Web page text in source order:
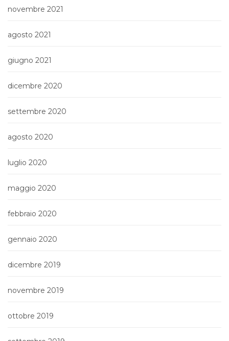
novembre 2021
agosto 2021
giugno 2021
dicembre 2020
settembre 2020
agosto 2020
luglio 2020
maggio 2020
febbraio 2020
gennaio 2020
dicembre 2019
novembre 2019
ottobre 2019